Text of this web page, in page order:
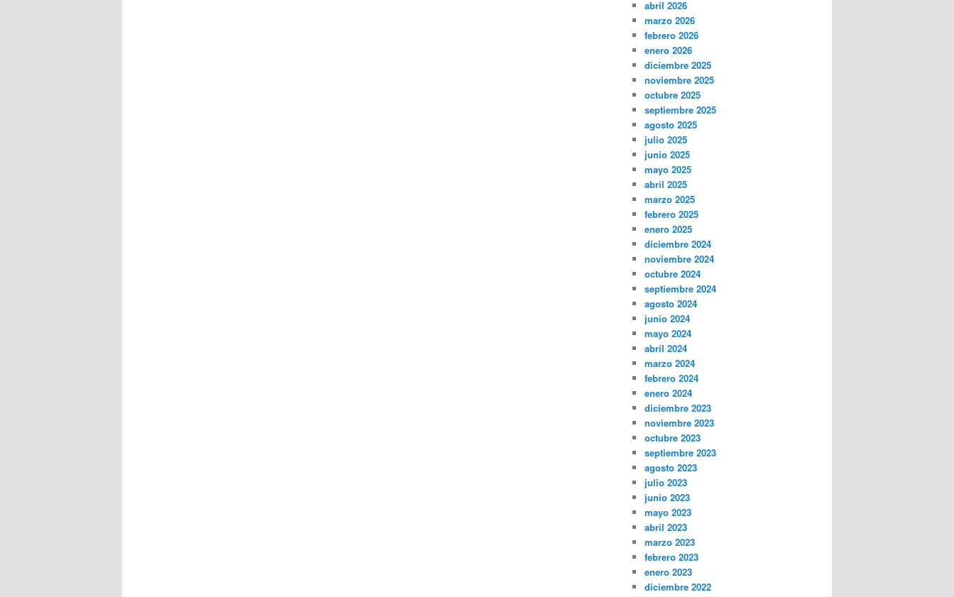
abril 2026
marzo 2026
febrero 2026
enero 2026
diciembre 2025
noviembre 2025
octubre 2025
septiembre 2025
agosto 2025
julio 2025
junio 2025
mayo 2025
abril 2025
marzo 2025
febrero 2025
enero 2025
diciembre 2024
noviembre 2024
octubre 2024
septiembre 2024
agosto 2024
junio 2024
mayo 2024
abril 2024
marzo 2024
febrero 2024
enero 2024
diciembre 2023
noviembre 2023
octubre 2023
septiembre 2023
agosto 2023
julio 2023
junio 2023
mayo 2023
abril 2023
marzo 2023
febrero 2023
enero 2023
diciembre 2022